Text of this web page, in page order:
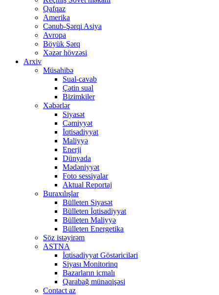
Qafqaz
Amerika
Cənub-Şərqi Asiya
Avropa
Böyük Şərq
Xəzər hövzəsi
Arxiv
Müsahibə
Sual-cavab
Çətin sual
Bizimkiler
Xəbərlər
Siyasət
Cəmiyyət
İqtisadiyyat
Maliyyə
Enerji
Dünyada
Mədəniyyət
Foto sessiyalar
Aktual Reportaj
Buraxılışlar
Bülleten Siyasət
Bülleten İqtisadiyyat
Bülleten Maliyyə
Bülleten Energetika
Söz istəyirəm
ASTNA
İqtisadiyyat Göstəriciləri
Siyası Monitorinq
Bazarların icmalı
Qarabağ münaqişəsi
Contact az